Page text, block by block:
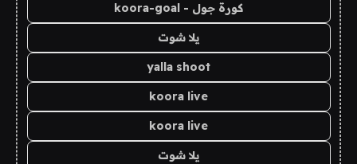
كورة جول - koora-goal
يلا شوت
yalla shoot
koora live
koora live
يلا شوت